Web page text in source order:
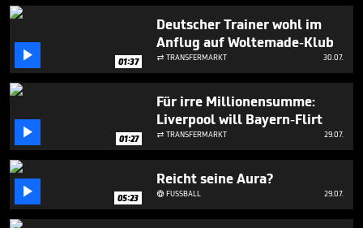
 01:37
Deutscher Trainer wohl im
Anflug auf Woltemade-Klub
 TRANSFERMARKT 30.07.
 01:27
Für irre Millionensumme:
Liverpool will Bayern-Flirt
 TRANSFERMARKT 29.07.
 05:23
Reicht seine Aura?
FUSSBALL 29.07.